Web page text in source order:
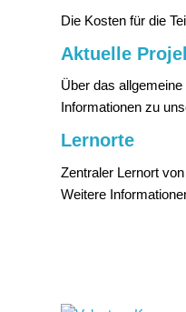
Die Kosten für die
Aktuelle
Über das
Informationen zu
Lernorte
Zentraler Lernort
Weitere